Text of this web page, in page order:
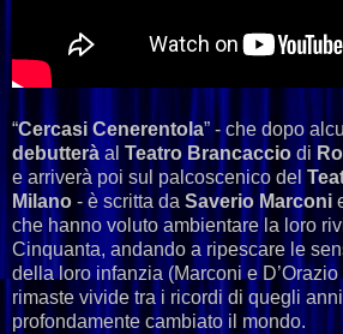
“Cercasi Cenerentola” - che dopo
debutterà al Teatro Brancaccio di
e arriverà poi sul palcoscenico del
Milano - è scritta da Saverio Marconi
che hanno voluto ambientare la loro
Cinquanta, andando a ripescare le
della loro infanzia (Marconi e
rimaste vivide tra i ricordi di quegli
profondamente cambiato il mondo.